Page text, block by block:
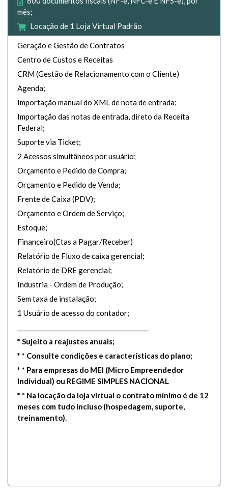
mês;
Locação de 1 Loja Virtual Padrão
Geração e Gestão de Contratos
Centro de Custos e Receitas
CRM (Gestão de Relacionamento com o Cliente)
Agenda;
Importação manual do XML de nota de entrada;
Importação das notas de entrada, direto da Receita
Federal;
Suporte via Ticket;
2 Acessos simultâneos por usuário;
Orçamento e Pedido de Compra;
Orçamento e Pedido de Venda;
Frente de Caixa (PDV);
Orçamento e Ordem de Serviço;
Estoque;
Financeiro(Ctas a Pagar/Receber)
Relatório de Fluxo de caixa gerencial;
Relatório de DRE gerencial;
Industria - Ordem de Produção;
Sem taxa de instalação;
1 Usuário de acesso do contador;
* Sujeito a reajustes anuais;
* * Consulte condições e características do plano;
* * Para empresas do MEI (Micro Empreendedor
Individual) ou REGIME SIMPLES NACIONAL
* * Na locação da loja virtual o contrato mínimo é de 12
meses com tudo incluso (hospedagem, suporte,
treinamento).